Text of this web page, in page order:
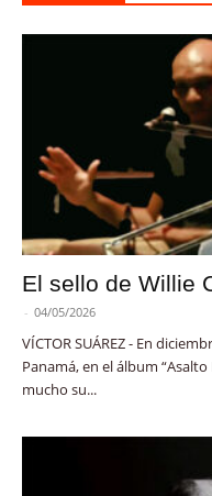
El sello de Willie
- 04/05/2026
VÍCTOR SUÁREZ - En
Panamá, en el álbum
mucho su...